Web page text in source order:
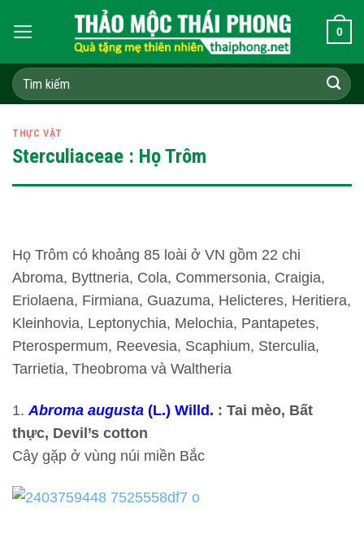
0
Tìm
kiếm:
THỰC VẬT
Sterculiaceae : Họ Trôm
Họ Trôm có khoảng 85 loài ở VN gồm 22 chi
Abroma, Byttneria, Cola, Commersonia, Craigia,
Eriolaena, Firmiana, Guazuma, Helicteres, Heritiera,
Kleinhovia, Leptonychia, Melochia, Pantapetes,
Pterospermum, Reevesia, Scaphium, Sterculia,
Tarrietia, Theobroma và Waltheria
1.Abroma augusta (L.) Willd. : Tai mèo, Bất
thực, Devil’s cotton
Cây gặp ở vùng núi miền Bắc